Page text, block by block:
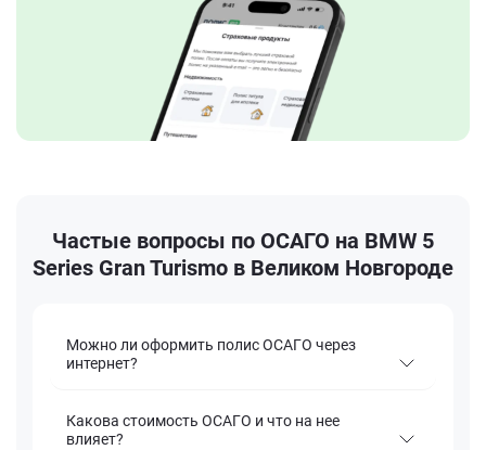
Частые вопросы по ОСАГО на BMW 5
Series Gran Turismo в Великом Новгороде
Можно ли оформить полис ОСАГО через
интернет?
Какова стоимость ОСАГО и что на нее
влияет?